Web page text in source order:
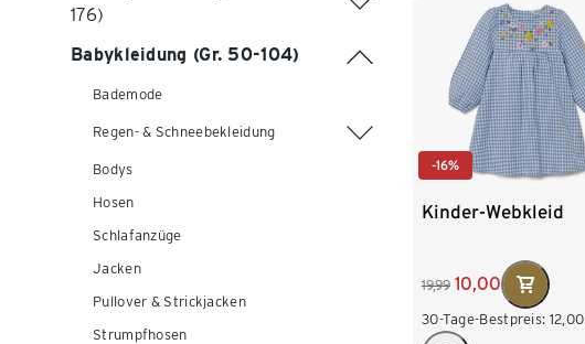
176)
Babykleidung (Gr. 50-104)
Bademode
Regen- & Schneebekleidung
Bodys
Hosen
Schlafanzüge
Jacken
Pullover & Strickjacken
Strumpfhosen
-16%
Kinder-Webkleid
19,99 10,00
30-Tage-Bestpreis: 12,00